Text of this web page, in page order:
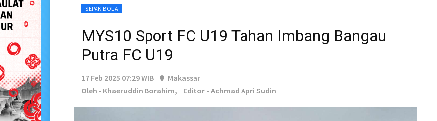
SEPAK BOLA
MYS10 Sport FC U19 Tahan Imbang Bangau
Putra FC U19
17 Feb 2025 07:29 WIB
Makassar
Oleh - Khaeruddin Borahim,
Editor - Achmad Apri Sudin